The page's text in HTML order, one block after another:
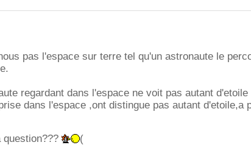
pas l'espace sur terre tel qu'un astronaute le
regardant dans l'espace ne voit pas autant d'etoile
dans l'espace ,ont distingue pas autant d'etoile,a
question???
(